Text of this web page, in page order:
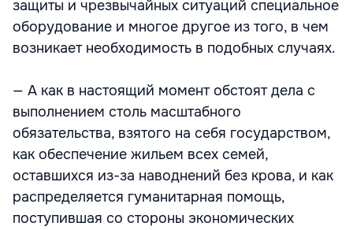
защиты и чрезвычайных ситуаций специальное
оборудование и многое другое из того, в чем
возникает необходимость в подобных случаях.
— А как в настоящий момент обстоят дела с
выполнением столь масштабного
обязательства, взятого на себя государством,
как обеспечение жильем всех семей,
оставшихся из-за наводнений без крова, и как
распределяется гуманитарная помощь,
поступившая со стороны экономических